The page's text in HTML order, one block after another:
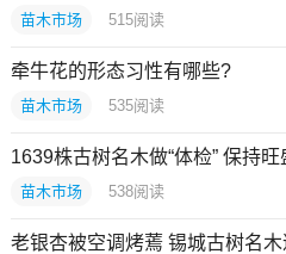
苗木市场 515阅读
牵牛花的形态习性有哪些?
苗木市场 535阅读
1639株古树名木做“体检” 保持
苗木市场 538阅读
老银杏被空调烤蔫 锡城古树名